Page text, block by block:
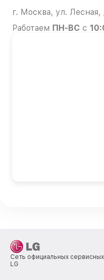
г. Москва, ул. Лесная,
Работаем ПН-ВС с
Сеть официальных
LG